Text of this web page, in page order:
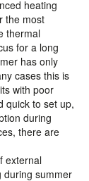
heating
the most
thermal
for a long
has only
cases this is
with poor
quick to set up,
during
there are
external
during summer